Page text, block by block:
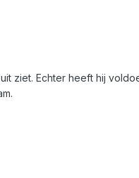
ziet. Echter heeft hij